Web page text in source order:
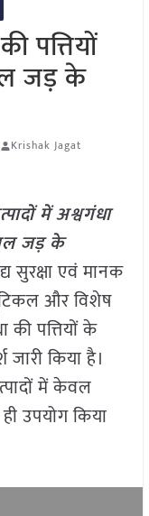
पत्तियों
जड़ के
Krishak Jagat
में अश्वगंधा
जड़ के
सुरक्षा एवं मानक
और विशेष
की पत्तियों के
किया है।
में केवल
उपयोग किया